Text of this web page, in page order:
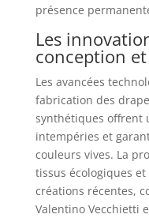
présence
Les
conception
Les avancées
fabrication des
synthétiques offrent
intempéries et
couleurs vives. La
tissus écologiques
créations récentes,
Valentino Vecchietti